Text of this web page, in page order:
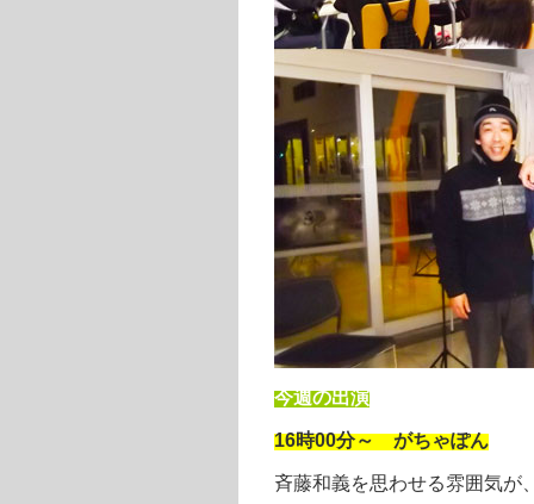
今週の出演
16時00分～ がちゃぽん
斉藤和義を思わせる雰囲気が